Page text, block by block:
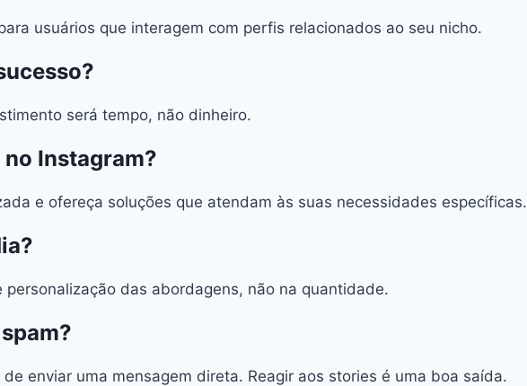
usuários que interagem com perfis relacionados ao seu nicho.
será tempo, não dinheiro.
Instagram?
e ofereça soluções que atendam às suas necessidades específicas.
das abordagens, não na quantidade.
enviar uma mensagem direta. Reagir aos stories é uma boa saída.